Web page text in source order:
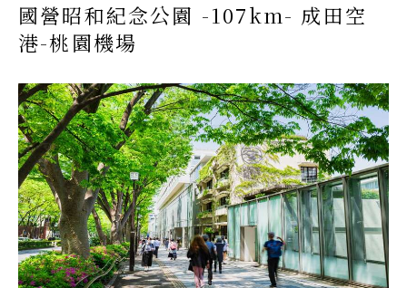
國營昭和紀念公園 -107km- 成田空
港-桃園機場